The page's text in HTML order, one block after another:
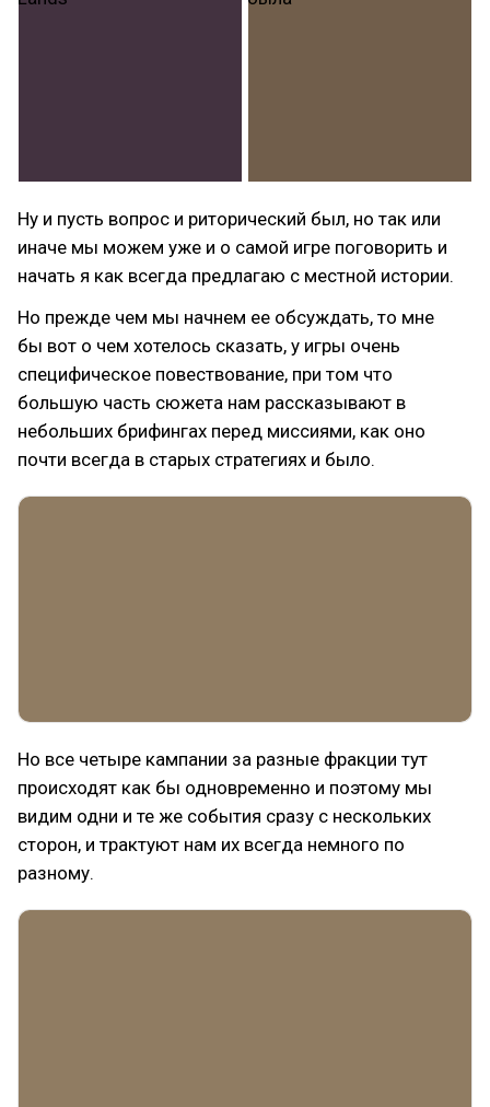
Ну и пусть вопрос и риторический был, но так или
иначе мы можем уже и о самой игре поговорить и
начать я как всегда предлагаю с местной истории.
Но прежде чем мы начнем ее обсуждать, то мне
бы вот о чем хотелось сказать, у игры очень
специфическое повествование, при том что
большую часть сюжета нам рассказывают в
небольших брифингах перед миссиями, как оно
почти всегда в старых стратегиях и было.
Но все четыре кампании за разные фракции тут
происходят как бы одновременно и поэтому мы
видим одни и те же события сразу с нескольких
сторон, и трактуют нам их всегда немного по
разному.